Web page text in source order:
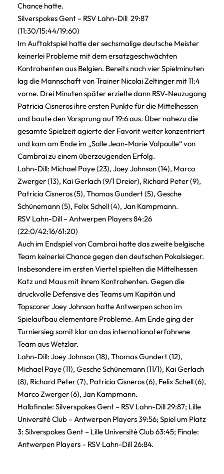
Chance hatte.
Silverspokes Gent – RSV Lahn-Dill 29:87
(11:30/15:44/19:60)
Im Auftaktspiel hatte der sechsmalige deutsche Meister
keinerlei Probleme mit dem ersatzgeschwächten
Kontrahenten aus Belgien. Bereits nach vier Spielminuten
lag die Mannschaft von Trainer Nicolai Zeltinger mit 11:4
vorne. Drei Minuten später erzielte dann RSV-Neuzugang
Patricia Cisneros ihre ersten Punkte für die Mittelhessen
und baute den Vorsprung auf 19:6 aus. Über nahezu die
gesamte Spielzeit agierte der Favorit weiter konzentriert
und kam am Ende im „Salle Jean-Marie Valpoulle“ von
Cambrai zu einem überzeugenden Erfolg.
Lahn-Dill: Michael Paye (23), Joey Johnson (14), Marco
Zwerger (13), Kai Gerlach (9/1 Dreier), Richard Peter (9),
Patricia Cisneros (5), Thomas Gundert (5), Gesche
Schünemann (5), Felix Schell (4), Jan Kampmann.
RSV Lahn-Dill – Antwerpen Players 84:26
(22:0/42:16/61:20)
Auch im Endspiel von Cambrai hatte das zweite belgische
Team keinerlei Chance gegen den deutschen Pokalsieger.
Insbesondere im ersten Viertel spielten die Mittelhessen
Katz und Maus mit ihrem Kontrahenten. Gegen die
druckvolle Defensive des Teams um Kapitän und
Topscorer Joey Johnson hatte Antwerpen schon im
Spielaufbau elementare Probleme. Am Ende ging der
Turniersieg somit klar an das international erfahrene
Team aus Wetzlar.
Lahn-Dill: Joey Johnson (18), Thomas Gundert (12),
Michael Paye (11), Gesche Schünemann (11/1), Kai Gerlach
(8), Richard Peter (7), Patricia Cisneros (6), Felix Schell (6),
Marco Zwerger (6), Jan Kampmann.
Halbfinale: Silverspokes Gent – RSV Lahn-Dill 29:87; Lille
Université Club – Antwerpen Players 39:56; Spiel um Platz
3: Silverspokes Gent – Lille Université Club 63:45; Finale:
Antwerpen Players – RSV Lahn-Dill 26:84.